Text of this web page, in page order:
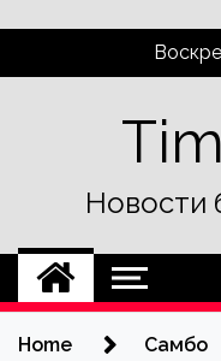
Новости
Home
Самбо